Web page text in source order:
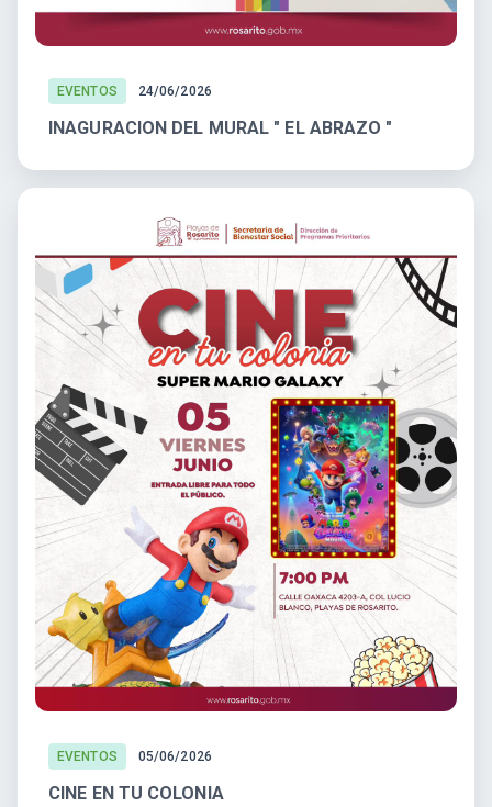
EVENTOS 24/06/2026
INAGURACION DEL MURAL " EL ABRAZO "
EVENTOS 05/06/2026
CINE EN TU COLONIA